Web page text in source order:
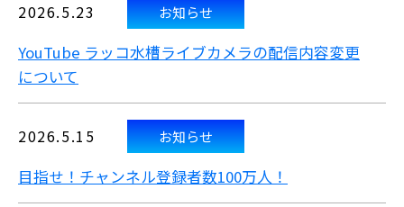
2026.5.23 お知らせ
YouTube ラッコ水槽ライブカメラの配信内容変更
について
2026.5.15 お知らせ
目指せ！チャンネル登録者数100万人！